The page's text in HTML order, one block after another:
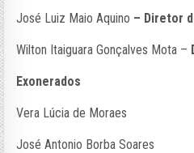
José Luiz Maio Aquino – Diretor
Wilton Itaiguara Gonçalves Mota –
Exonerados
Vera Lúcia de Moraes
José Antonio Borba Soares